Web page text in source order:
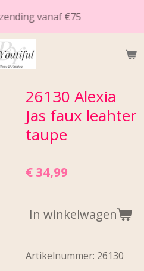
vanaf €75
26130 Alexia
Jas faux leahter
taupe
€ 34,99
In winkelwagen
Artikelnummer: 26130